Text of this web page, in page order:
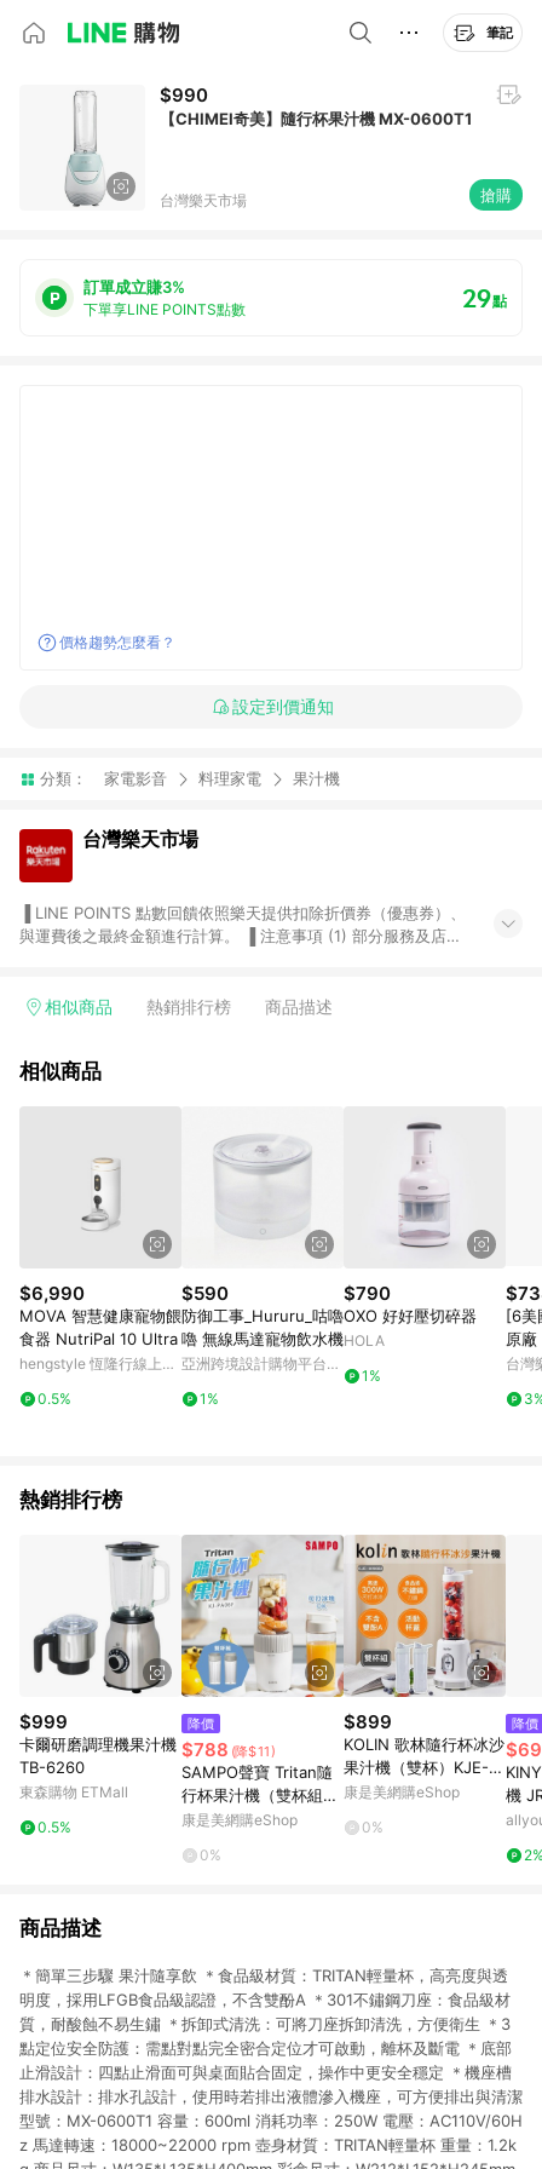
筆記
$990
【CHIMEI奇美】隨行杯果汁機 MX-0600T1
台灣樂天市場 搶購
訂單成立賺3%
下單享LINE POINTS點數 29點
價格趨勢怎麼看？
設定到價通知
分類： 家電影音 料理家電 果汁機
台灣樂天市場
與運費後之最終金額進行計算。 ▐ 注意事項 (1) 部分服務及店家
Smart mobile、神腦生活、JS巨盛、樂天KOBO電子書，請詳閱
台灣樂天市場，並在同一瀏覽器於24小時內結帳，才享有 LINE
市場 45 天內完成訂單出貨及結帳，則不符合贈點資格。 (4) 如
使用APP、或中途瀏覽比價網、回饋網、Google等其他網頁、或
由網頁版(電腦版/手機版網頁)切換為App都將會造成追蹤中斷而
無法進行 LINE POINTS 回饋。 (5) LINE 購物為購物資訊整合性
平台，商品資料更新會有時間差，如顯示之商品規格、顏色、價
位、贈品與台灣樂天市場銷售網頁不符，以銷售網頁標示為準。
(6) 導購訂單已逾 365 天，根據台灣樂天回饋規定，逾期訂單將
不符合回饋資格。 (7) 若上述或其他原因，致使消費者無接收到
點數回饋或點數回饋有爭議，台灣樂天市場保有更改條款與法律
追訴之權利，活動詳情以樂天市場網站公告為準。
相似商品 熱銷排行榜 商品描述
相似商品
$6,990
MOVA 智慧健康寵物餵
食器 NutriPal 10 Ultra
hengstyle 恆隆行線上購
0.5%
$590
防御工事_Hururu_咕嚕
嚕 無線馬達寵物飲水機
亞洲跨境設計購物平台
1%
$790
OXO 好好壓切碎器
HOLA
1%
[6美
原
沖牙
台灣
熱銷排行榜
$999
卡爾研磨調理機果汁機
TB-6260
東森購物 ETMall
0.5%
降價
$788 (降$11)
SAMPO聲寶 Tritan隨
行杯果汁機（雙杯組）
KJ-PA06F_廠商直送
康是美網購eShop
0%
$899
KOLIN 歌林隨行杯冰沙
果汁機（雙杯）KJE-M
N682_廠商直送
康是美網購eShop
0%
降價
機
商品描述
＊簡單三步驟 果汁隨享飲 ＊食品級材質：TRITAN輕量杯，高亮度與透
明度，採用LFGB食品級認證，不含雙酚A ＊301不鏽鋼刀座：食品級材
質，耐酸蝕不易生鏽 ＊拆卸式清洗：可將刀座拆卸清洗，方便衛生 ＊3
點定位安全防護：需點對點完全密合定位才可啟動，離杯及斷電 ＊底部
止滑設計：四點止滑面可與桌面貼合固定，操作中更安全穩定 ＊機座槽
排水設計：排水孔設計，使用時若排出液體滲入機座，可方便排出與清潔
型號：MX-0600T1 容量：600ml 消耗功率：250W 電壓：AC110V/60H
z 馬達轉速：18000~22000 rpm 壺身材質：TRITAN輕量杯 重量：1.2k